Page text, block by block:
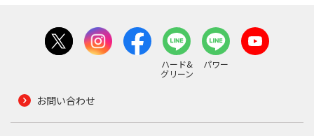
ハード&
グリーン
パワー
お問い合わせ